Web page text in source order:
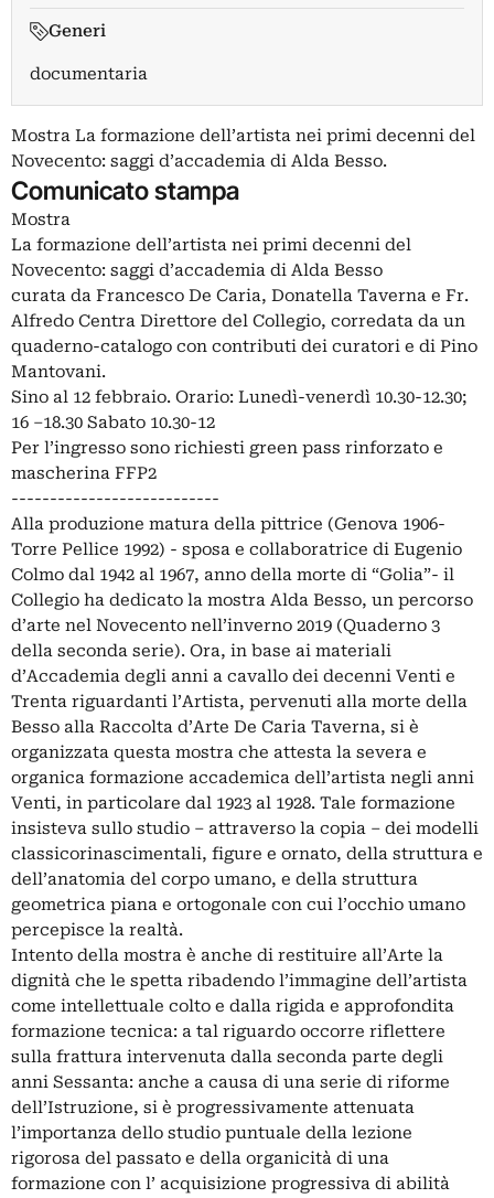
Generi
documentaria
Mostra La formazione dell’artista nei primi decenni del
Novecento: saggi d’accademia di Alda Besso.
Comunicato stampa
Mostra
La formazione dell’artista nei primi decenni del
Novecento: saggi d’accademia di Alda Besso
curata da Francesco De Caria, Donatella Taverna e Fr.
Alfredo Centra Direttore del Collegio, corredata da un
quaderno-catalogo con contributi dei curatori e di Pino
Mantovani.
Sino al 12 febbraio. Orario: Lunedì-venerdì 10.30-12.30;
16 –18.30 Sabato 10.30-12
Per l’ingresso sono richiesti green pass rinforzato e
mascherina FFP2
---------------------------
Alla produzione matura della pittrice (Genova 1906-
Torre Pellice 1992) - sposa e collaboratrice di Eugenio
Colmo dal 1942 al 1967, anno della morte di “Golia”- il
Collegio ha dedicato la mostra Alda Besso, un percorso
d’arte nel Novecento nell’inverno 2019 (Quaderno 3
della seconda serie). Ora, in base ai materiali
d’Accademia degli anni a cavallo dei decenni Venti e
Trenta riguardanti l’Artista, pervenuti alla morte della
Besso alla Raccolta d’Arte De Caria Taverna, si è
organizzata questa mostra che attesta la severa e
organica formazione accademica dell’artista negli anni
Venti, in particolare dal 1923 al 1928. Tale formazione
insisteva sullo studio – attraverso la copia – dei modelli
classicorinascimentali, figure e ornato, della struttura e
dell’anatomia del corpo umano, e della struttura
geometrica piana e ortogonale con cui l’occhio umano
percepisce la realtà.
Intento della mostra è anche di restituire all’Arte la
dignità che le spetta ribadendo l’immagine dell’artista
come intellettuale colto e dalla rigida e approfondita
formazione tecnica: a tal riguardo occorre riflettere
sulla frattura intervenuta dalla seconda parte degli
anni Sessanta: anche a causa di una serie di riforme
dell’Istruzione, si è progressivamente attenuata
l’importanza dello studio puntuale della lezione
rigorosa del passato e della organicità di una
formazione con l’ acquisizione progressiva di abilità